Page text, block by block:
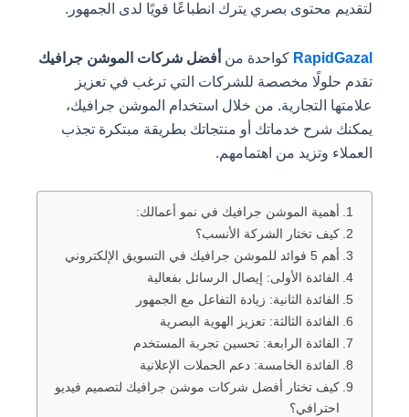
لتقديم محتوى بصري يترك انطباعًا قويًا لدى الجمهور.
RapidGazalكواحدة منأفضل شركات الموشن جرافيك
تقدم حلولًا مخصصة للشركات التي ترغب في تعزيز
علامتها التجارية. من خلال استخدام الموشن جرافيك،
يمكنك شرح خدماتك أو منتجاتك بطريقة مبتكرة تجذب
العملاء وتزيد من اهتمامهم.
أهمية الموشن جرافيك في نمو أعمالك:
كيف تختار الشركة الأنسب؟
أهم 5 فوائد للموشن جرافيك في التسويق الإلكتروني
الفائدة الأولى: إيصال الرسائل بفعالية
الفائدة الثانية: زيادة التفاعل مع الجمهور
الفائدة الثالثة: تعزيز الهوية البصرية
الفائدة الرابعة: تحسين تجربة المستخدم
الفائدة الخامسة: دعم الحملات الإعلانية
كيف تختار أفضل شركات موشن جرافيك لتصميم فيديو
احترافي؟